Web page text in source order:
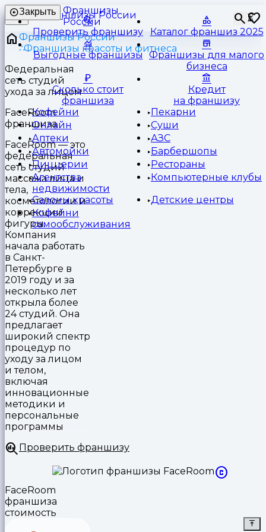
Франшизы
России
⏳
Закрыть
Проверить франшизу Каталог франшиз 2025
Выгодные франшизы
Франшизы для малого
бизнеса
Сколько стоит
франшиза
Кредит
на франшизу
Кофейни
Пекарни
Онлайн
Суши
Аптеки
АЗС
Автомойки
Барбершопы
Пиццерии
Рестораны
Агентства
недвижимости
Компьютерные клубы
Салоны красоты
Детские центры
Кофейни
самообслуживания
Франшизы России
Франшизы красоты и фитнеса
Федеральная
сеть студий
ухода за лицом
FaceRoom
франшиза
FaceRoom — это
федеральная
сеть студий
массажа лица и
тела,
косметологии и
коррекции
фигуры.
Компания
начала работать
в Санкт-
Петербурге в
2019 году и за
несколько лет
открыла более
24 студий. Она
предлагает
широкий спектр
процедур по
уходу за лицом
и телом,
включая
инновационные
методики и
персональные
программы
Проверить франшизу
FaceRoom
франшиза
стоимость